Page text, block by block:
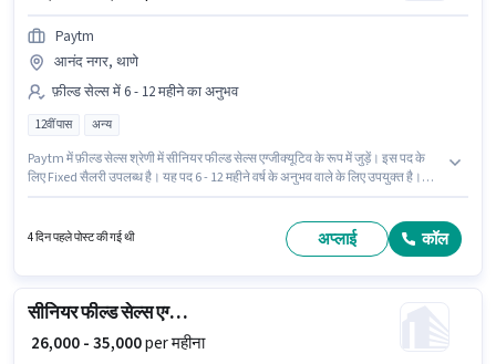
Paytm
आनंद नगर, थाणे
फ़ील्ड सेल्स में 6 - 12 महीने का अनुभव
12वीं पास अन्य
Paytm में फ़ील्ड सेल्स श्रेणी में सीनियर फील्ड सेल्स एग्जीक्यूटिव के रूप में जुड़ें। इस पद के
लिए Fixed सैलरी उपलब्ध है। यह पद 6 - 12 महीने वर्ष के अनुभव वाले के लिए उपयुक्त है।
के पास कम से कम 12वीं पास डिग्री या सर्टिफिकेट होना चाहिए।
4 दिन पहले पोस्ट की गई थी अप्लाई कॉल
सीनियर फील्ड सेल्स एग्जीक्यूटिव
₹ 26,000 - 35,000per महीना